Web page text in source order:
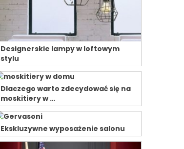
Designerskie lampy w loftowym
stylu
Dlaczego warto zdecydować się na
moskitiery w …
Ekskluzywne wyposażenie salonu